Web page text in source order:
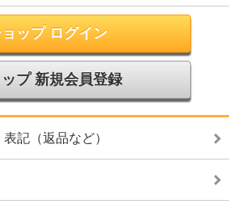
ップ ログイン
プ 新規会員登録
記（返品など）